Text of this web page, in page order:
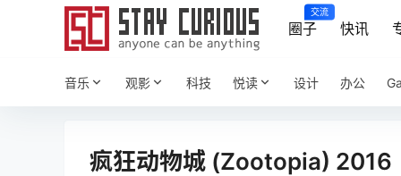
圈子
交流
快讯
音乐 观影 科技 悦读 设计 办公
疯狂动物城 (Zootopia) 2016